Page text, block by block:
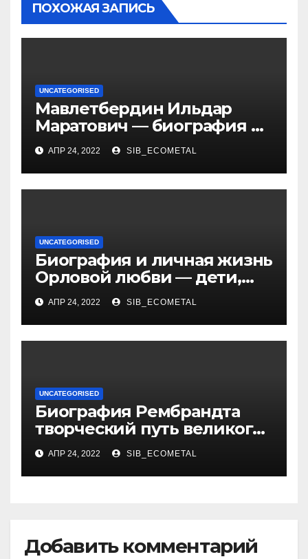
ПОХОЖАЯ ЗАПИСЬ
UNCATEGORISED
Мавлетбердин Ильдар
Маратович — биография и
достижения талантливого
российского политика и
бизнесмена
АПР 24, 2022 SIB_ECOMETAL
UNCATEGORISED
Биография и личная жизнь
Орловой любви — дети,
достижения, семейные
радости
АПР 24, 2022 SIB_ECOMETAL
UNCATEGORISED
Биография Рембрандта
творческий путь великого
художника
АПР 24, 2022 SIB_ECOMETAL
Добавить комментарий